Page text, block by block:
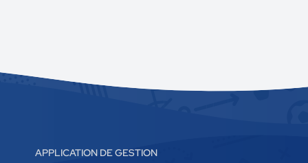
APPLICATION DE GESTION